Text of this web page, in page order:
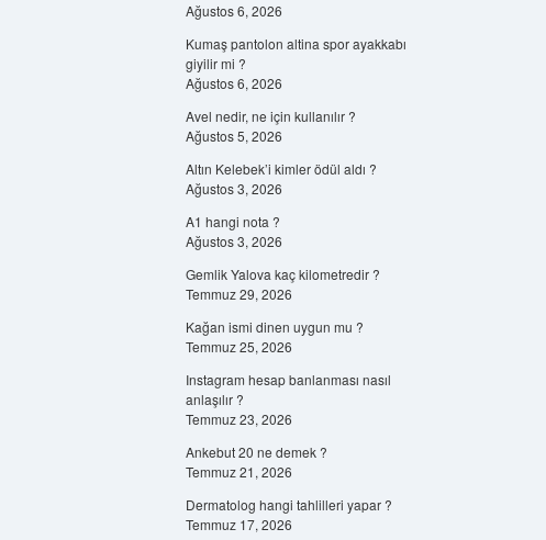
Ağustos 6, 2026
Kumaş pantolon altina spor ayakkabı
giyilir mi ?
Ağustos 6, 2026
Avel nedir, ne için kullanılır ?
Ağustos 5, 2026
Altın Kelebek’i kimler ödül aldı ?
Ağustos 3, 2026
A1 hangi nota ?
Ağustos 3, 2026
Gemlik Yalova kaç kilometredir ?
Temmuz 29, 2026
Kağan ismi dinen uygun mu ?
Temmuz 25, 2026
Instagram hesap banlanması nasıl
anlaşılır ?
Temmuz 23, 2026
Ankebut 20 ne demek ?
Temmuz 21, 2026
Dermatolog hangi tahlilleri yapar ?
Temmuz 17, 2026